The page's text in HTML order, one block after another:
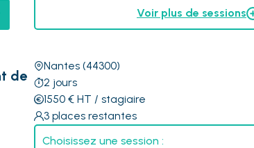
Voir plus de sessions
de
Nantes (44300)
2 jours
1550€ HT / stagiaire
3 places restantes
Choisissez une session :